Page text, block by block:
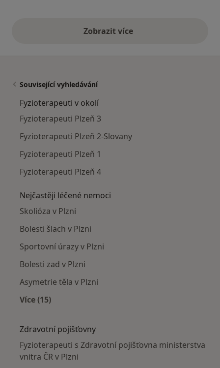
Zobrazit vícevýše uvedené názory
Související vyhledávání
Fyzioterapeuti v okolí
Fyzioterapeuti Plzeň 3
Fyzioterapeuti Plzeň 2-Slovany
Fyzioterapeuti Plzeň 1
Fyzioterapeuti Plzeň 4
Nejčastěji léčené nemoci
Skolióza v Plzni
Bolesti šlach v Plzni
Sportovní úrazy v Plzni
Bolesti zad v Plzni
Asymetrie těla v Plzni
Více (15)
Zdravotní pojišťovny
Fyzioterapeuti s Zdravotní pojišťovna ministerstva
vnitra ČR v Plzni